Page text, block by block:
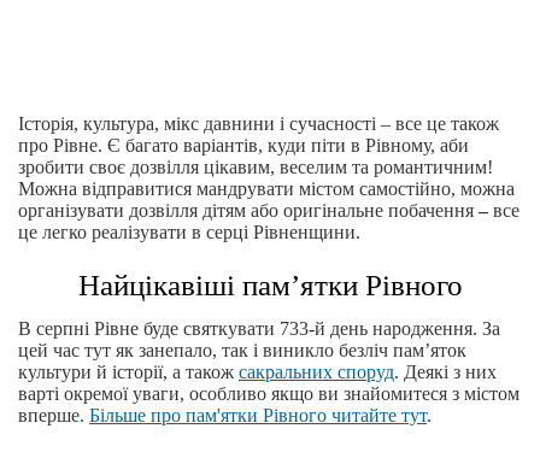
Історія, культура, мікс давнини і сучасності – все це також
про Рівне. Є багато варіантів, куди піти в Рівному, аби
зробити своє дозвілля цікавим, веселим та романтичним!
Можна відправитися мандрувати містом самостійно, можна
організувати дозвілля дітям або оригінальне побачення – все
це легко реалізувати в серці Рівненщини.
Найцікавіші пам’ятки Рівного
В серпні Рівне буде святкувати 733-й день народження. За
цей час тут як занепало, так і виникло безліч пам’яток
культури й історії, а також сакральних споруд. Деякі з них
варті окремої уваги, особливо якщо ви знайомитеся з містом
вперше. Більше про пам'ятки Рівного читайте тут.